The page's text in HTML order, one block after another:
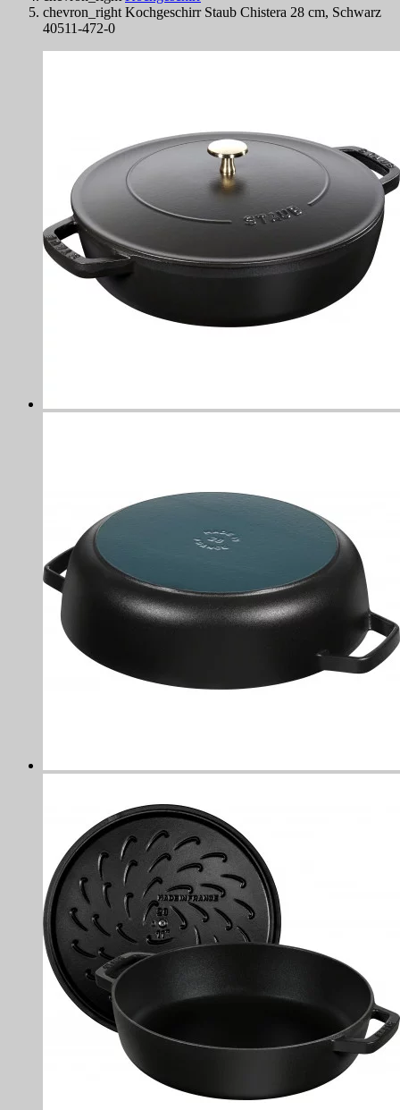
chevron_right Kochgeschirr Staub Chistera 28 cm, Schwarz
40511-472-0